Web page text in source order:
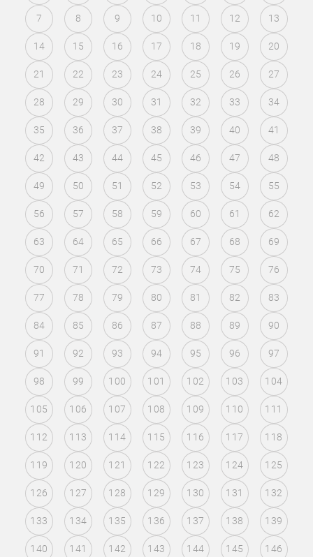
7 8 9 10 11 12 13
14 15 16 17 18 19 20
21 22 23 24 25 26 27
28 29 30 31 32 33 34
35 36 37 38 39 40 41
42 43 44 45 46 47 48
49 50 51 52 53 54 55
56 57 58 59 60 61 62
63 64 65 66 67 68 69
70 71 72 73 74 75 76
77 78 79 80 81 82 83
84 85 86 87 88 89 90
91 92 93 94 95 96 97
98 99 100 101 102 103 104
105 106 107 108 109 110 111
112 113 114 115 116 117 118
119 120 121 122 123 124 125
126 127 128 129 130 131 132
133 134 135 136 137 138 139
140 141 142 143 144 145 146